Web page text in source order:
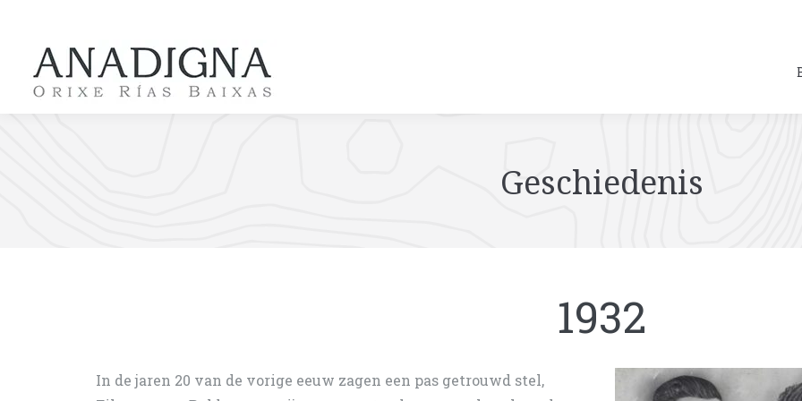
Geschiedenis
1932
In de jaren 20 van de vorige eeuw zagen een pas getrouwd stel,